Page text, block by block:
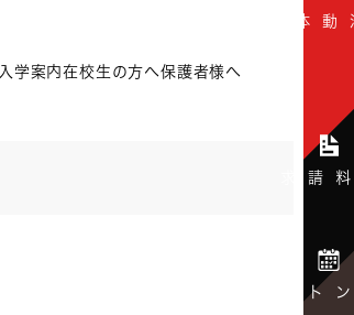
入学案内在校生の方へ保護者様へ